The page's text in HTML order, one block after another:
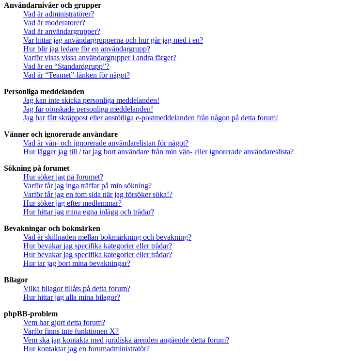
Användarnivåer och grupper
Vad är administratörer?
Vad är moderatorer?
Vad är användargrupper?
Var hittar jag användargrupperna och hur går jag med i en?
Hur blir jag ledare för en användargrupp?
Varför visas vissa användargrupper i andra färger?
Vad är en “Standardgrupp”?
Vad är “Teamet”-länken för något?
Personliga meddelanden
Jag kan inte skicka personliga meddelanden!
Jag får oönskade personliga meddelanden!
Jag har fått skräppost eller anstötliga e-postmeddelanden från någon på detta forum!
Vänner och ignorerade användare
Vad är vän- och ignorerade användarelistan för något?
Hur lägger jag till / tar jag bort användare från min vän- eller ignorerade användareslista?
Sökning på forumet
Hur söker jag på forumet?
Varför får jag inga träffar på min sökning?
Varför får jag en tom sida när jag försöker söka!?
Hur söker jag efter medlemmar?
Hur hittar jag mina egna inlägg och trådar?
Bevakningar och bokmärken
Vad är skillnaden mellan bokmärkning och bevakning?
Hur bevakar jag specifika kategorier eller trådar?
Hur bevakar jag specifika kategorier eller trådar?
Hur tar jag bort mina bevakningar?
Bilagor
Vilka bilagor tillåts på detta forum?
Hur hittar jag alla mina bilagor?
phpBB-problem
Vem har gjort detta forum?
Varför finns inte funktionen X?
Vem ska jag kontakta med juridiska ärenden angående detta forum?
Hur kontaktar jag en forumadministratör?